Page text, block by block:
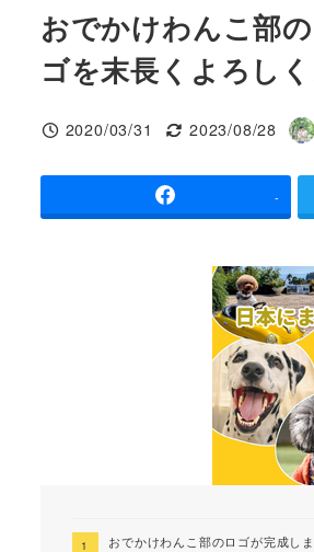
おでかけわんこ部
ゴを末長くよろし
投稿日
2020/03/31
更新日
2023/08/28
著
-
おでかけわんこ部のロゴが完成しま